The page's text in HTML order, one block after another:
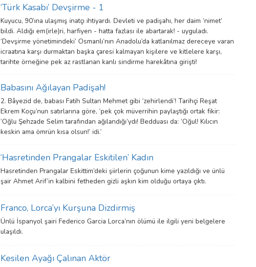
‘Türk Kasabı’ Devşirme - 1
Kuyucu, 90’ına ulaşmış inatçı ihtiyardı. Devleti ve padişahı, her daim ‘nimet’
bildi. Aldığı em(irle)ri, harfiyen - hatta fazlası ile abartarak! - uyguladı.
‘Devşirme yönetimindeki’ Osmanlı’nın Anadolu’da katlanılmaz dereceye varan
icraatına karşı durmaktan başka çaresi kalmayan kişilere ve kitlelere karşı,
tarihte örneğine pek az rastlanan kanlı sindirme harekâtına girişti!
Babasını Ağılayan Padişah!
2. Bâyezid de, babası Fatih Sultan Mehmet gibi ‘zehirlendi’! Tarihçi Reşat
Ekrem Koçu’nun satırlarına göre, ‘pek çok müverrihin paylaştığı ortak fikir:
‘Oğlu Şehzade Selim tarafından ağılandığı’ydı! Bedduası da: ‘Oğul! Kılıcın
keskin ama ömrün kısa olsun!’ idi.’
‘Hasretinden Prangalar Eskitilen’ Kadın
Hasretinden Prangalar Eskittim’deki şiirlerin çoğunun kime yazıldığı ve ünlü
şair Ahmet Arif’in kalbini fetheden gizli aşkın kim olduğu ortaya çıktı.
Franco, Lorca’yı Kurşuna Dizdirmiş
Ünlü İspanyol şairi Federico Garcia Lorca’nın ölümü ile ilgili yeni belgelere
ulaşıldı.
Kesilen Ayağı Çalınan Aktör